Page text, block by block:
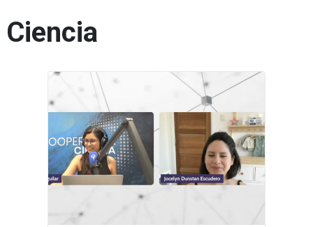
Ciencia
Jocelyn
Dunstan
habló
con
Cooperativa
sobre
la
cultural